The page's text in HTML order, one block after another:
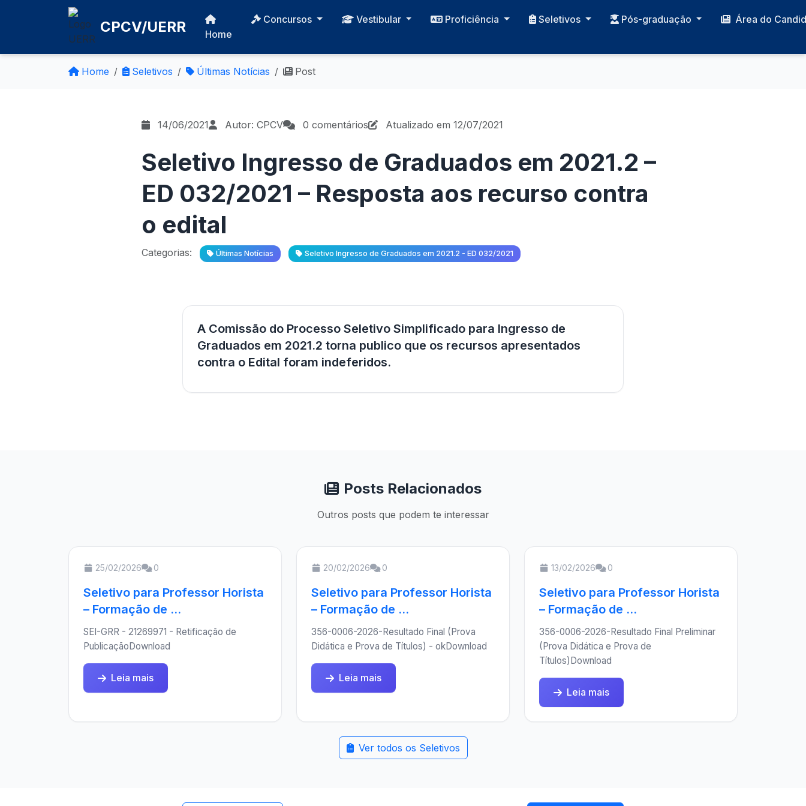
CPCV/UERR Home
Concursos Vestibular Proficiência Seletivos Pós-graduação Área do
Home Seletivos Últimas Notícias Post
14/06/2021 Autor: CPCV 0 comentários Atualizado em 12/07/2021
Seletivo Ingresso de Graduados em 2021.2 –
ED 032/2021 – Resposta aos recurso contra
o edital
Categorias: Últimas Notícias Seletivo Ingresso de Graduados em 2021.2 - ED 032/2021
A Comissão do Processo Seletivo Simplificado para Ingresso de
Graduados em 2021.2 torna publico que os recursos apresentados
contra o Edital foram indeferidos.
Posts Relacionados
Outros posts que podem te interessar
25/02/2026 0
Seletivo para Professor Horista
– Formação de ...
SEI-GRR - 21269971 - Retificação de
PublicaçãoDownload
Leia mais
20/02/2026 0
Seletivo para Professor Horista
– Formação de ...
356-0006-2026-Resultado Final (Prova
Didática e Prova de Títulos) - okDownload
Leia mais
13/02/2026 0
Seletivo para Professor Horista
– Formação de ...
356-0006-2026-Resultado Final Preliminar
(Prova Didática e Prova de
Títulos)Download
Leia mais
Ver todos os Seletivos